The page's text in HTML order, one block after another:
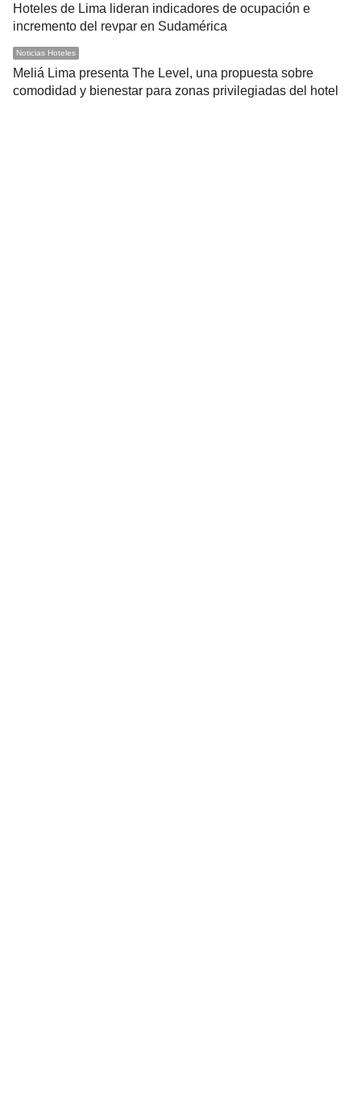
Hoteles de Lima lideran indicadores de ocupación e
incremento del revpar en Sudamérica
Noticias Hoteles
Meliá Lima presenta The Level, una propuesta sobre
comodidad y bienestar para zonas privilegiadas del hotel